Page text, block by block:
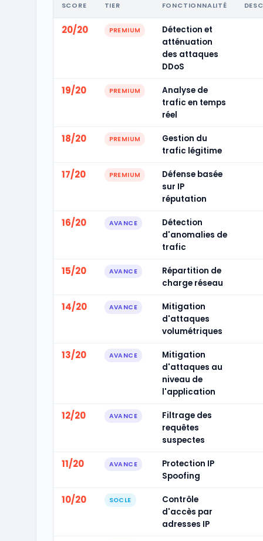
SCORE TIER FONCTIONNALITÉ
20/20 PREMIUM
Détection et
atténuation
des attaques
DDoS
19/20 PREMIUM
Analyse de
trafic en temps
réel
18/20 PREMIUM
Gestion du
trafic légitime
17/20 PREMIUM
Défense basée
sur IP
réputation
16/20 AVANCE
Détection
d'anomalies de
trafic
15/20 AVANCE
Répartition de
charge réseau
14/20 AVANCE
Mitigation
d'attaques
volumétriques
13/20 AVANCE
Mitigation
d'attaques au
niveau de
l'application
12/20 AVANCE
Filtrage des
requêtes
suspectes
11/20 AVANCE
Protection IP
Spoofing
10/20 SOCLE
Contrôle
d'accès par
adresses IP